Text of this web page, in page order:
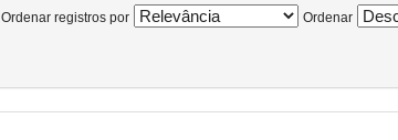
Ordenar registros por Ordenar